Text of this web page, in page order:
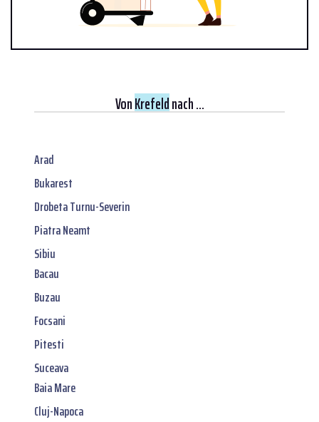
VonKrefeldnach ...
Arad
Bukarest
Drobeta Turnu-Severin
Piatra Neamt
Sibiu
Bacau
Buzau
Focsani
Pitesti
Suceava
Baia Mare
Cluj-Napoca